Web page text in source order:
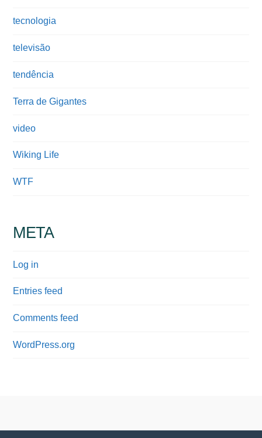
tecnologia
televisão
tendência
Terra de Gigantes
video
Wiking Life
WTF
META
Log in
Entries feed
Comments feed
WordPress.org